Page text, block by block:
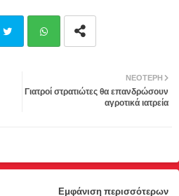
atsa
ΝΕΌΤΕΡΗ
Γιατροί στρατιώτες θα επανδρώσουν
αγροτικά ιατρεία
Εμφάνιση περισσότερων